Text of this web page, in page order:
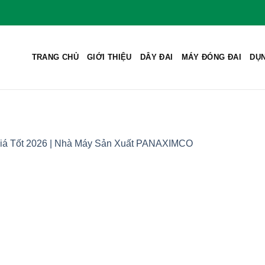
TRANG CHỦ GIỚI THIỆU DÂY ĐAI MÁY ĐÓNG ĐAI
Tốt 2026 | Nhà Máy Sản Xuất PANAXIMCO